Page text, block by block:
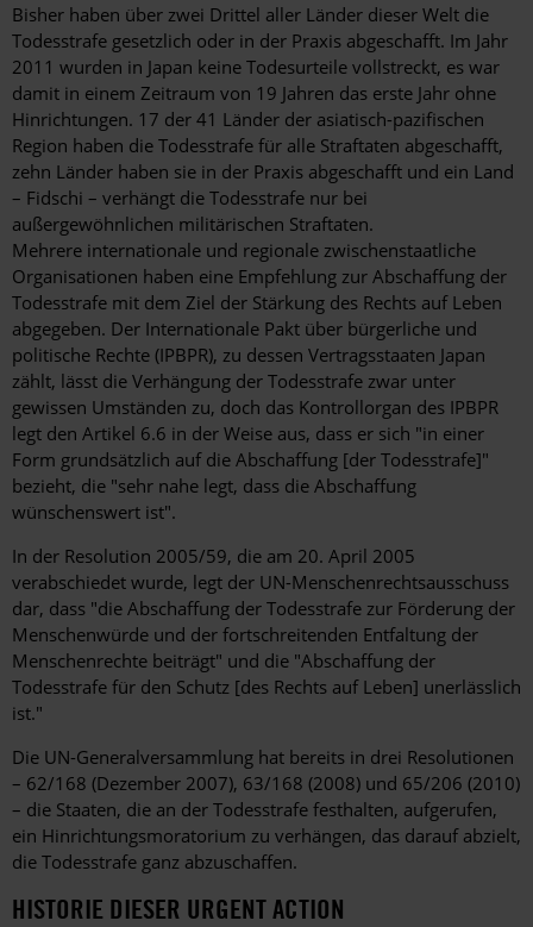
Bisher haben über zwei Drittel aller Länder dieser Welt die
Todesstrafe gesetzlich oder in der Praxis abgeschafft. Im Jahr
2011 wurden in Japan keine Todesurteile vollstreckt, es war
damit in einem Zeitraum von 19 Jahren das erste Jahr ohne
Hinrichtungen. 17 der 41 Länder der asiatisch-pazifischen
Region haben die Todesstrafe für alle Straftaten abgeschafft,
zehn Länder haben sie in der Praxis abgeschafft und ein Land
– Fidschi – verhängt die Todesstrafe nur bei
außergewöhnlichen militärischen Straftaten.
Mehrere internationale und regionale zwischenstaatliche
Organisationen haben eine Empfehlung zur Abschaffung der
Todesstrafe mit dem Ziel der Stärkung des Rechts auf Leben
abgegeben. Der Internationale Pakt über bürgerliche und
politische Rechte (IPBPR), zu dessen Vertragsstaaten Japan
zählt, lässt die Verhängung der Todesstrafe zwar unter
gewissen Umständen zu, doch das Kontrollorgan des IPBPR
legt den Artikel 6.6 in der Weise aus, dass er sich "in einer
Form grundsätzlich auf die Abschaffung [der Todesstrafe]"
bezieht, die "sehr nahe legt, dass die Abschaffung
wünschenswert ist".
In der Resolution 2005/59, die am 20. April 2005
verabschiedet wurde, legt der UN-Menschenrechtsausschuss
dar, dass "die Abschaffung der Todesstrafe zur Förderung der
Menschenwürde und der fortschreitenden Entfaltung der
Menschenrechte beiträgt" und die "Abschaffung der
Todesstrafe für den Schutz [des Rechts auf Leben] unerlässlich
ist."
Die UN-Generalversammlung hat bereits in drei Resolutionen
– 62/168 (Dezember 2007), 63/168 (2008) und 65/206 (2010)
– die Staaten, die an der Todesstrafe festhalten, aufgerufen,
ein Hinrichtungsmoratorium zu verhängen, das darauf abzielt,
die Todesstrafe ganz abzuschaffen.
HISTORIE DIESER URGENT ACTION